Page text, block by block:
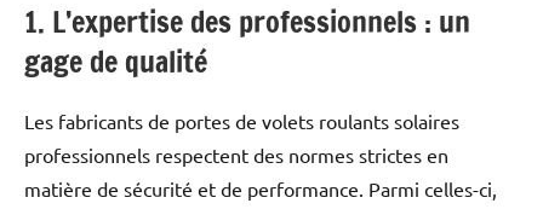
1. L’expertise des professionnels : un
gage de qualité
Les fabricants de portes de volets roulants solaires
professionnels respectent des normes strictes en
matière de sécurité et de performance. Parmi celles-ci,